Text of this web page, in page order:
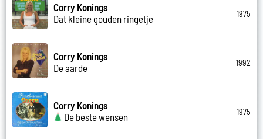
Corry Konings
Dat kleine gouden ringetje
1975
Corry Konings
De aarde
1992
Corry Konings
De beste wensen
1975